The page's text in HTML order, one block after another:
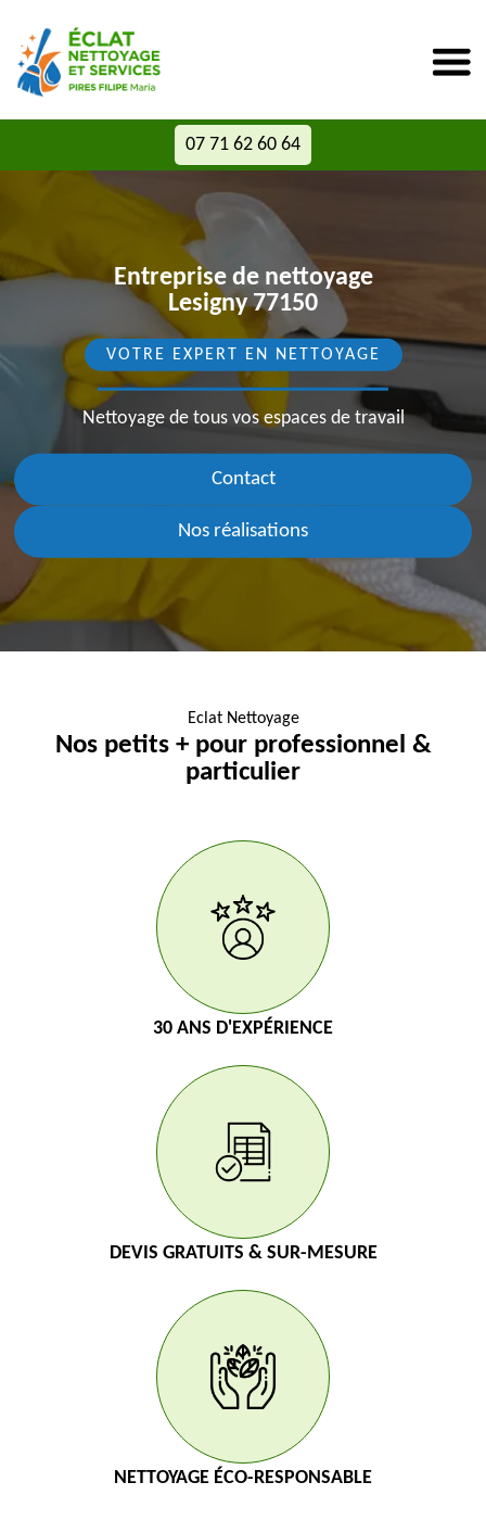
07 71 62 60 64
Entreprise de nettoyage
Lesigny 77150
VOTRE EXPERT EN NETTOYAGE
Nettoyage de tous vos espaces de travail
Contact
Nos réalisations
Eclat Nettoyage
Nos petits + pour professionnel &
particulier
30 ANS D'EXPÉRIENCE
DEVIS GRATUITS & SUR-MESURE
NETTOYAGE ÉCO-RESPONSABLE